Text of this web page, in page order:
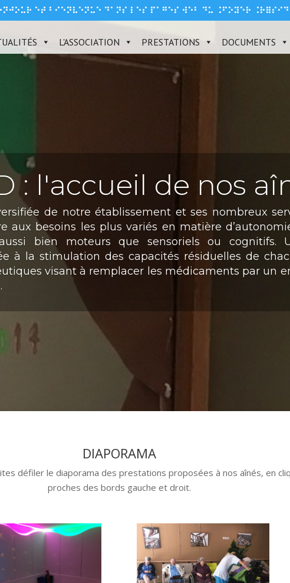
⠑⠞ ⠃⠊⠑⠝⠧⠑⠝⠥⠑ ⠙⠁⠝⠎ ⠇⠑⠎ ⠏⠁⠛⠑⠎ ⠺⠑⠃ ⠙⠥ ⠨⠋⠕⠽⠑⠗
L'ASSOCIATION PRESTATIONS DOCUMENTS
: l'accueil de nos
de notre établissement et ses nombreux
aux besoins les plus variés en matière
bien moteurs que sensoriels ou cognitifs.
à la stimulation des capacités résiduelles de
visant à remplacer les médicaments par un
DIAPORAMA
défiler le diaporama des prestations proposées à nos aînés, en
proches des bords gauche et droit.